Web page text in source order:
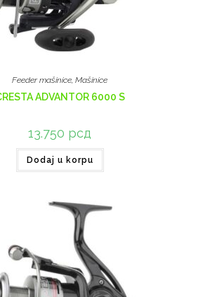
Feeder mašinice Mašinice
ADVANTOR 6000 S
13.750 рсд
Dodaj u korpu